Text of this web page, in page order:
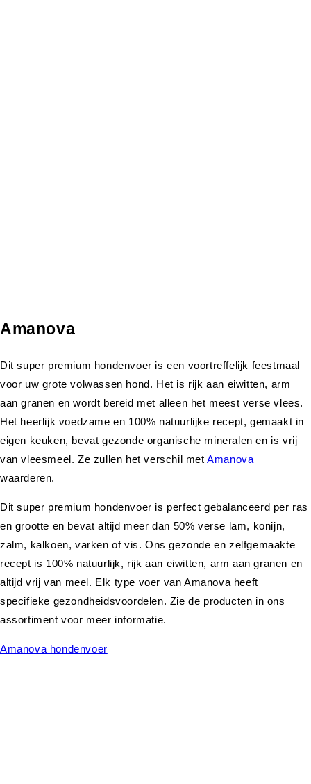
Amanova
Dit super premium hondenvoer is een voortreffelijk feestmaal
voor uw grote volwassen hond. Het is rijk aan eiwitten, arm
aan granen en wordt bereid met alleen het meest verse vlees.
Het heerlijk voedzame en 100% natuurlijke recept, gemaakt in
eigen keuken, bevat gezonde organische mineralen en is vrij
van vleesmeel. Ze zullen het verschil metAmanova
waarderen.
Dit super premium hondenvoer is perfect gebalanceerd per ras
en grootte en bevat altijd meer dan 50% verse lam, konijn,
zalm, kalkoen, varken of vis. Ons gezonde en zelfgemaakte
recept is 100% natuurlijk, rijk aan eiwitten, arm aan granen en
altijd vrij van meel. Elk type voer van Amanova heeft
specifieke gezondheidsvoordelen. Zie de producten in ons
assortiment voor meer informatie.
Amanova hondenvoer